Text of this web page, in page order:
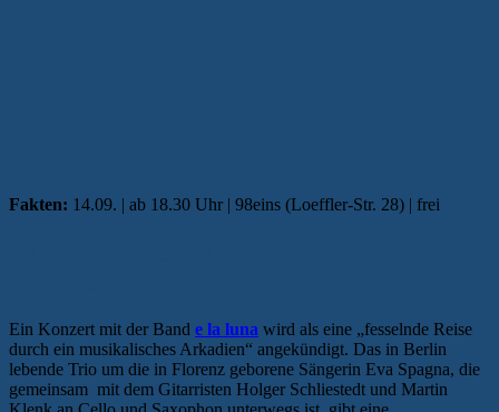
Fakten: 14.09. | ab 18.30 Uhr | 98eins (Loeffler-Str. 28) | frei
Ein Konzert mit der Band e la luna wird als eine „fesselnde Reise
durch ein musikalisches Arkadien“ angekündigt. Das in Berlin
lebende Trio um die in Florenz geborene Sängerin Eva Spagna, die
gemeinsam mit dem Gitarristen Holger Schliestedt und Martin